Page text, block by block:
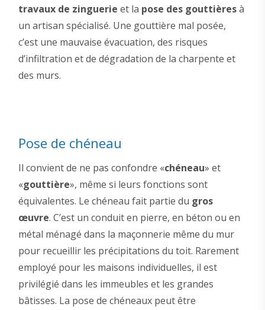
travaux de zinguerie et la pose des gouttièresà
un artisan spécialisé. Une gouttière mal posée,
c’est une mauvaise évacuation, des risques
d’infiltration et de dégradation de la charpente et
des murs.
Pose de chéneau
Il convient de ne pas confondre «chéneau» et
«gouttière», même si leurs fonctions sont
équivalentes. Le chéneau fait partie du gros
œuvre. C’est un conduit en pierre, en béton ou en
métal ménagé dans la maçonnerie même du mur
pour recueillir les précipitations du toit. Rarement
employé pour les maisons individuelles, il est
privilégié dans les immeubles et les grandes
bâtisses. La pose de chéneaux peut être